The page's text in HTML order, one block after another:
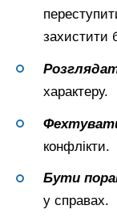
захистити
характеру.
конфлікти.
Бути
у справах.